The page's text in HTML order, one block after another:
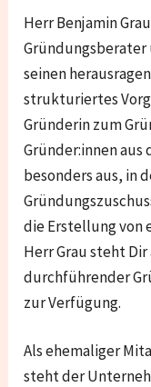
Herr Benjamin
seinen
strukturiertes
Gründerin zum
Gründer:innen
besonders aus, in
die Erstellung von
Herr Grau steht
durchführender
zur Verfügung.
Als ehemaliger
steht der